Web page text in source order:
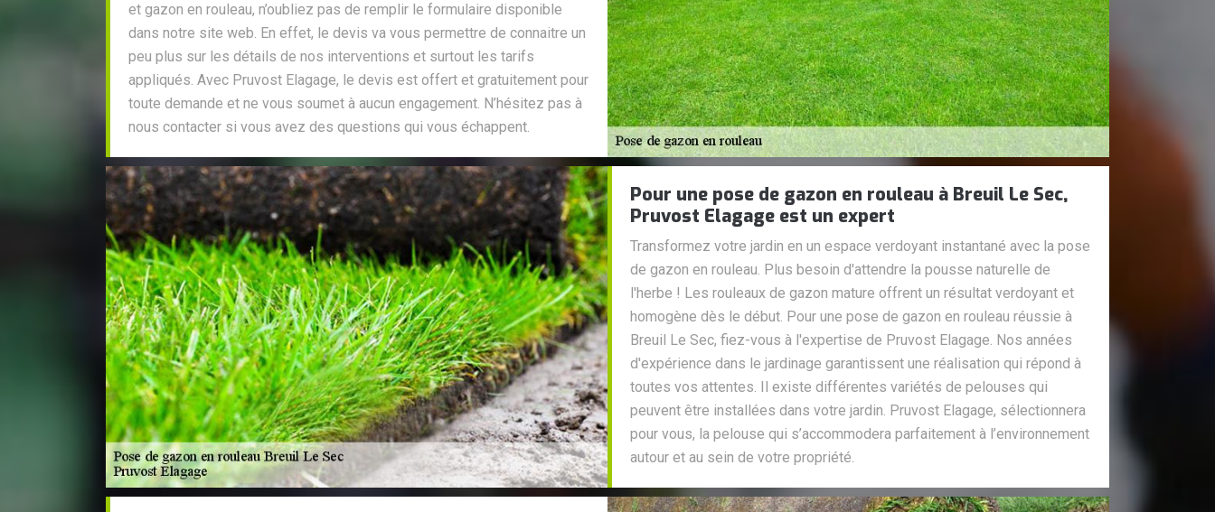
et gazon en rouleau, n’oubliez pas de remplir le formulaire disponible
dans notre site web. En effet, le devis va vous permettre de connaitre un
peu plus sur les détails de nos interventions et surtout les tarifs
appliqués. Avec Pruvost Elagage, le devis est offert et gratuitement pour
toute demande et ne vous soumet à aucun engagement. N’hésitez pas à
nous contacter si vous avez des questions qui vous échappent.
Pour une pose de gazon en rouleau à Breuil Le Sec,
Pruvost Elagage est un expert
Transformez votre jardin en un espace verdoyant instantané avec la pose
de gazon en rouleau. Plus besoin d'attendre la pousse naturelle de
l'herbe ! Les rouleaux de gazon mature offrent un résultat verdoyant et
homogène dès le début. Pour une pose de gazon en rouleau réussie à
Breuil Le Sec, fiez-vous à l'expertise de Pruvost Elagage. Nos années
d'expérience dans le jardinage garantissent une réalisation qui répond à
toutes vos attentes. Il existe différentes variétés de pelouses qui
peuvent être installées dans votre jardin. Pruvost Elagage, sélectionnera
pour vous, la pelouse qui s’accommodera parfaitement à l’environnement
autour et au sein de votre propriété.